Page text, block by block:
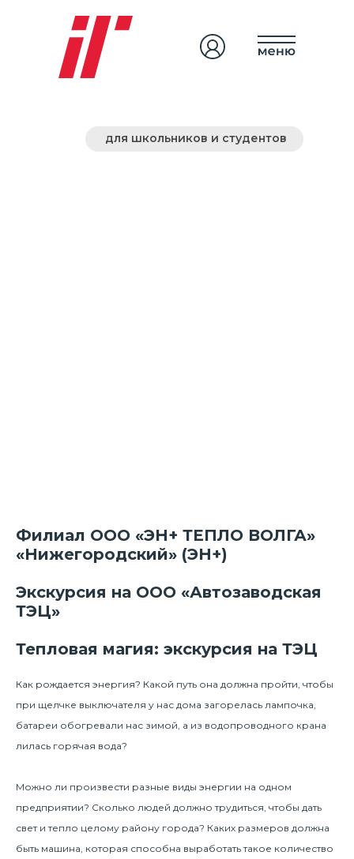
для школьников и студентов
Филиал ООО «ЭН+ ТЕПЛО ВОЛГА»
«Нижегородский» (ЭН+)
Экскурсия на ООО «Автозаводская
ТЭЦ»
Тепловая магия: экскурсия на ТЭЦ
Как рождается энергия? Какой путь она должна пройти, чтобы
при щелчке выключателя у нас дома загорелась лампочка,
батареи обогревали нас зимой, а из водопроводного крана
лилась горячая вода?
Можно ли произвести разные виды энергии на одном
предприятии? Сколько людей должно трудиться, чтобы дать
свет и тепло целому району города? Каких размеров должна
быть машина, которая способна выработать такое количество